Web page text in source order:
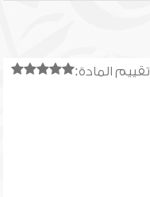
تقييم المادة: